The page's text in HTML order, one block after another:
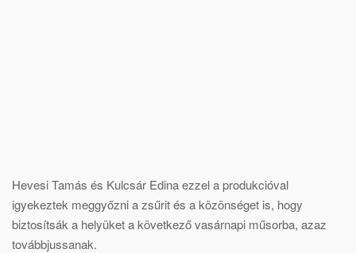
Hevesi Tamás és Kulcsár Edina ezzel a produkcióval
igyekeztek meggyőzni a zsűrit és a közönséget is, hogy
biztosítsák a helyüket a következő vasárnapi műsorba, azaz
továbbjussanak.